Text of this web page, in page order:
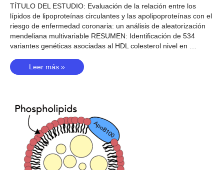
TÍTULO DEL ESTUDIO: Evaluación de la relación entre los
lípidos de lipoproteínas circulantes y las apolipoproteínas con el
riesgo de enfermedad coronaria: un análisis de aleatorización
mendeliana multivariable RESUMEN: Identificación de 534
variantes genéticas asociadas al HDL colesterol nivel en …
Nivel
de
colesterol
(Richardson,
2020)
Leer más »